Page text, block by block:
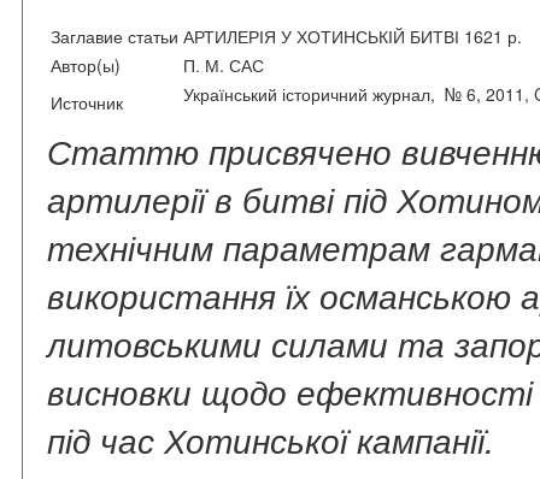
Заглавие статьи АРТИЛЕРІЯ У ХОТИНСЬКІЙ БИТВІ 1621 р.
Автор(ы)
П. М. САС
Источник
Український історичний журнал, № 6, 2011,
Статтю присвячено
артилерії в битві під
технічним параметрам
використання їх османською
литовськими силами та
висновки щодо
під час Хотинської кампанії.